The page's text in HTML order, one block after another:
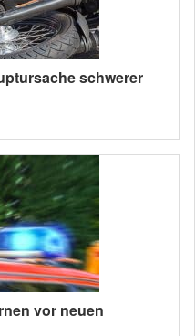
schwerer
vor neuen